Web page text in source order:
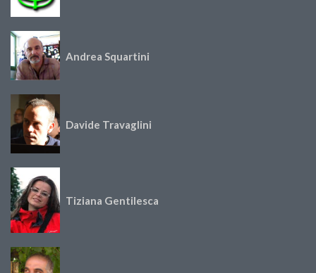
Andrea Squartini
Davide Travaglini
Tiziana Gentilesca